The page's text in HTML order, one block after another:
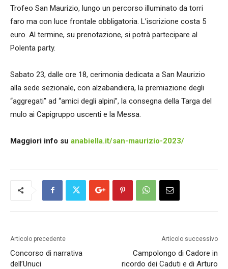
Trofeo San Maurizio, lungo un percorso illuminato da torri
faro ma con luce frontale obbligatoria. L’iscrizione costa 5
euro. Al termine, su prenotazione, si potrà partecipare al
Polenta party.
Sabato 23, dalle ore 18, cerimonia dedicata a San Maurizio
alla sede sezionale, con alzabandiera, la premiazione degli
“aggregati” ad “amici degli alpini”, la consegna della Targa del
mulo ai Capigruppo uscenti e la Messa.
Maggiori info su anabiella.it/san-maurizio-2023/
Articolo precedente
Concorso di narrativa
dell’Unuci
Articolo successivo
Campolongo di Cadore in
ricordo dei Caduti e di Arturo